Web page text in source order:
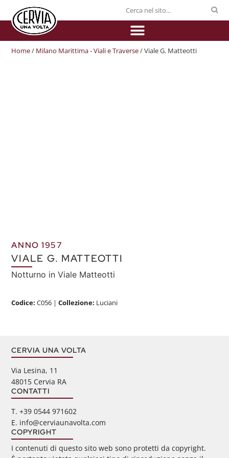
Home/ Milano Marittima - Viali e Traverse/ Viale G. Matteotti
ANNO 1957
VIALE G. MATTEOTTI
Notturno in Viale Matteotti
Codice:C056 |Collezione: Luciani
CERVIA UNA VOLTA
Via Lesina, 11
48015 Cervia RA
CONTATTI
‭T. +39 0544 971602
E. info@cerviaunavolta.com
COPYRIGHT
I contenuti di questo sito web sono protetti da copyright.